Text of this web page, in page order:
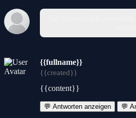
{{fullname}}
{{created}}
{{content}}
💬 Antworten anzeigen 💬